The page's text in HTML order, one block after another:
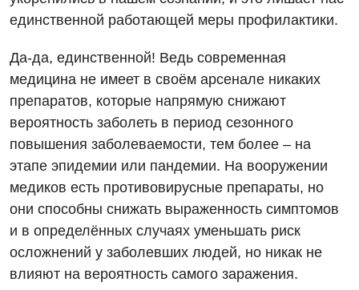
единственной работающей меры профилактики.
Да-да, единственной! Ведь современная
медицина не имеет в своём арсенале никаких
препаратов, которые напрямую снижают
вероятность заболеть в период сезонного
повышения заболеваемости, тем более – на
этапе эпидемии или пандемии. На вооружении
медиков есть противовирусные препараты, но
они способны снижать выраженность симптомов
и в определённых случаях уменьшать риск
осложнений у заболевших людей, но никак не
влияют на вероятность самого заражения.